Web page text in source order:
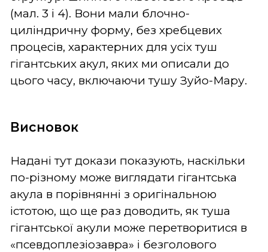
(мал. 3 і 4). Вони мали блочно-
циліндричну форму, без хребцевих
процесів, характерних для усіх туш
гігантських акул, яких ми описали до
цього часу, включаючи тушу Зуйо-Мару.
Висновок
Надані тут докази показують, наскільки
по-різному може виглядати гігантська
акула в порівнянні з оригінальною
істотою, що ще раз доводить, як туша
гігантської акули може перетворитися в
«псевдоплезіозавра» і безголового